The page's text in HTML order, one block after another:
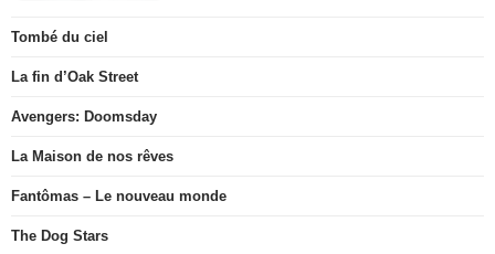
Tombé du ciel
La fin d’Oak Street
Avengers: Doomsday
La Maison de nos rêves
Fantômas – Le nouveau monde
The Dog Stars